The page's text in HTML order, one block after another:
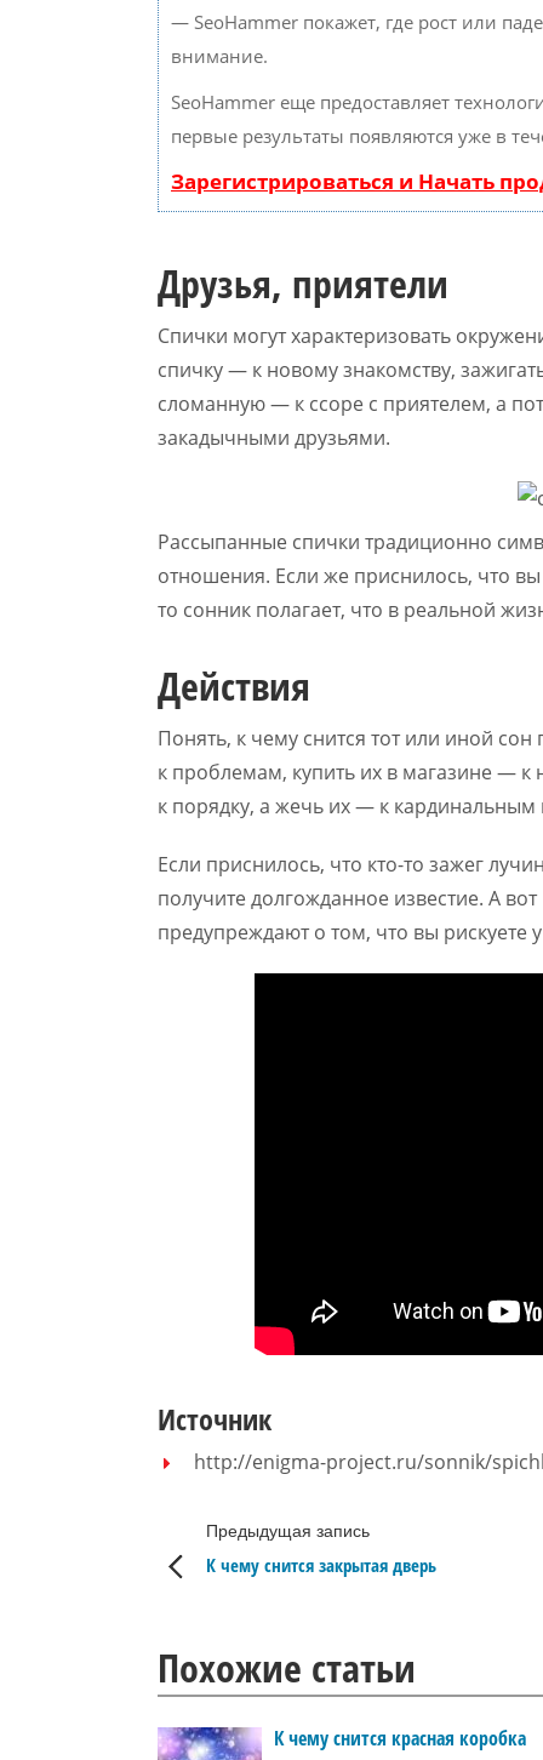
— SeoHammer покажет, где рост или
внимание.
SeoHammer еще предоставляет
первые результаты появляются уже в
Зарегистрироваться и Начать
Друзья, приятели
Спички могут характеризовать
спичку — к новому знакомству,
сломанную — к ссоре с приятелем, а
закадычными друзьями.
Рассыпанные спички традиционно
отношения. Если же приснилось, что
то сонник полагает, что в реальной
Действия
Понять, к чему снится тот или иной
к проблемам, купить их в магазине —
к порядку, а жечь их — к
Если приснилось, что кто-то зажег
получите долгожданное известие. А
предупреждают о том, что вы рискуете
Источник
http://enigma-project.ru/sonnik/
Предыдущая запись
К чему снится закрытая дверь
Похожие статьи
К чему снится красная коробка